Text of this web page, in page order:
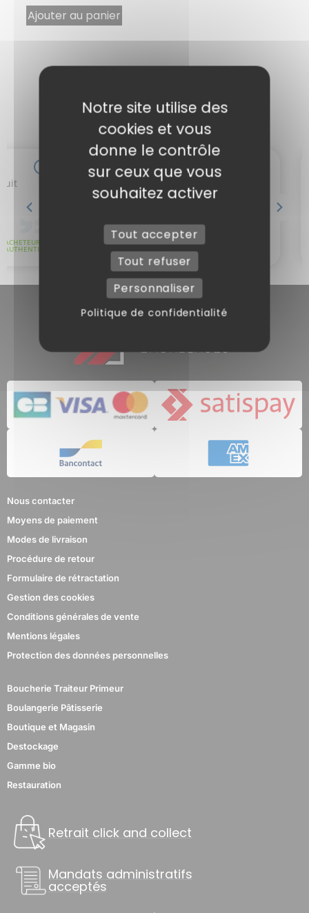
Ajouter au panier
Nous contacter
Moyens de paiement
Modes de livraison
Procédure de retour
Formulaire de rétractation
Gestion des cookies
Conditions générales de vente
Mentions légales
Protection des données personnelles
Boucherie Traiteur Primeur
Boulangerie Pâtisserie
Boutique et Magasin
Destockage
Gamme bio
Restauration
Retrait click and collect
Mandats administratifs
acceptés
Notre site utilise des
cookies et vous
donne le contrôle
sur ceux que vous
souhaitez activer
Tout accepter
Tout refuser
Personnaliser
Politique de confidentialité